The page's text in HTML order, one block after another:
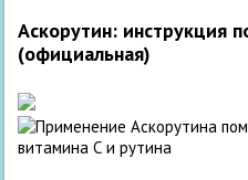
Аскорутин: инструкция
(официальная)